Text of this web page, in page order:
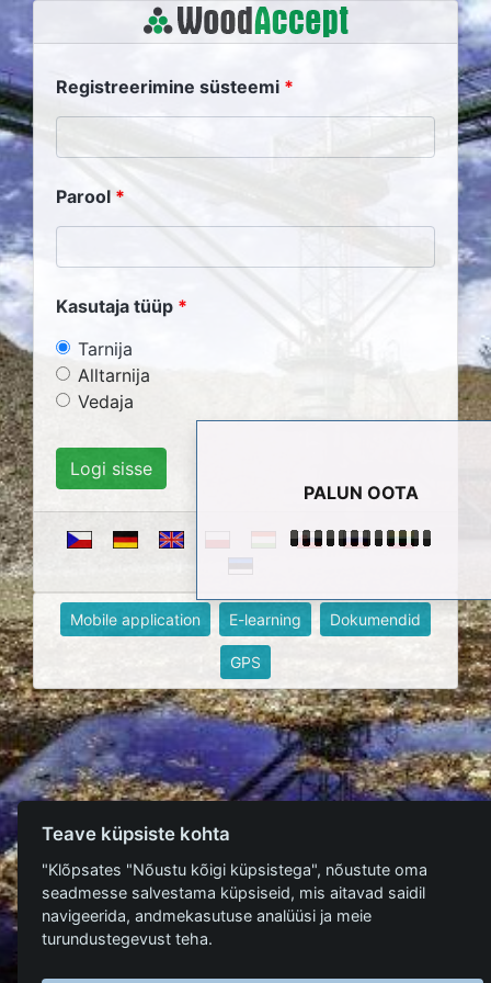
PALUN OOTA
Registreerimine süsteemi
Parool
Kasutaja tüüp
Tarnija
Alltarnija
Vedaja
Mobile application E-learning Dokumendid
GPS
Teave küpsiste kohta
"Klõpsates "Nõustu kõigi küpsistega", nõustute oma
seadmesse salvestama küpsiseid, mis aitavad saidil
navigeerida, andmekasutuse analüüsi ja meie
turundustegevust teha.